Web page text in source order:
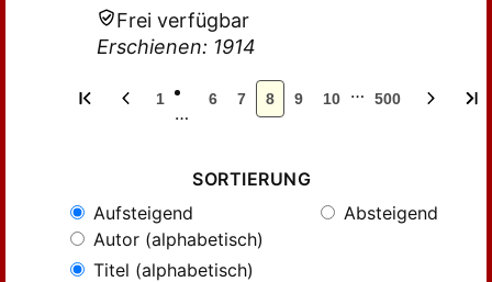
Frei verfügbar
Erschienen: 1914
1
…
6 7 8 9 10 … 500
SORTIERUNG
Aufsteigend
Absteigend
Autor (alphabetisch)
Titel (alphabetisch)